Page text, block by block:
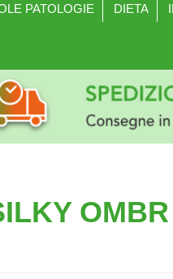
PATOLOGIE DIETA